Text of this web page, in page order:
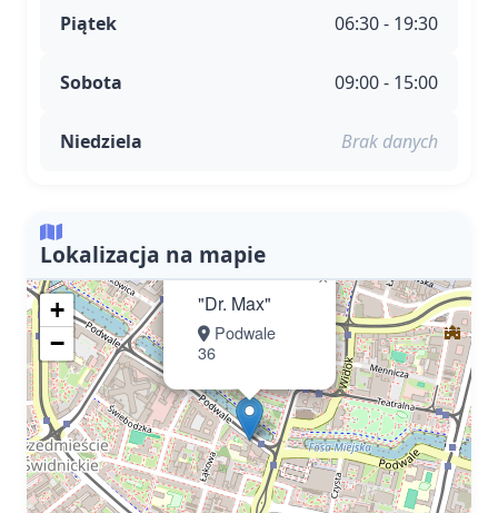
Piątek 06:30 - 19:30
Sobota 09:00 - 15:00
Niedziela Brak danych
Lokalizacja na mapie
"Dr. Max"
Podwale
36
×
+
−